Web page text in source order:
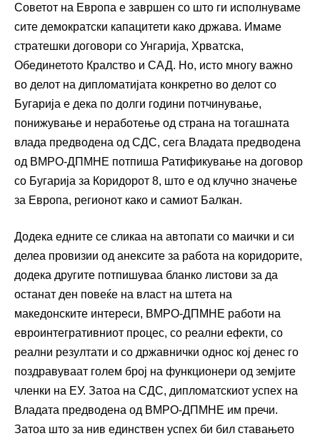
Советот на Европа е завршен со што ги исполнуваме
сите демократски капацитети како држава. Имаме
стратешки договори со Унгарија, Хрватска,
Обединетото Кралство и САД. Но, исто многу важно
во делот на дипломатијата конкретно во делот со
Бугарија е дека по долги години потчинување,
понижување и неработење од страна на тогашната
влада предводена од СДС, сега Владата предводена
од ВМРО-ДПМНЕ потпиша Ратификување на договор
со Бугарија за Коридорот 8, што е од клучно значење
за Европа, регионот како и самиот Балкан.
Додека едните се сликаа на автопати со маички и си
делеа провизии од анексите за работа на коридорите,
додека другите потпишуваа бланко листови за да
останат ден повеќе на власт на штета на
македонските интереси, ВМРО-ДПМНЕ работи на
евроинтегративниот процес, со реални ефекти, со
реални резултати и со државнички однос кој денес го
поздравуваат голем број на функционери од земјите
членки на ЕУ. Затоа на СДС, дипломатскиот успех на
Владата предводена од ВМРО-ДПМНЕ им пречи.
Затоа што за нив единствен успех би бил ставањето